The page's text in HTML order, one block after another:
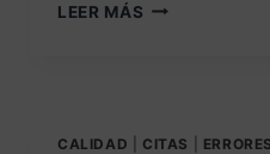
LEER MÁS
CALIDAD CITAS